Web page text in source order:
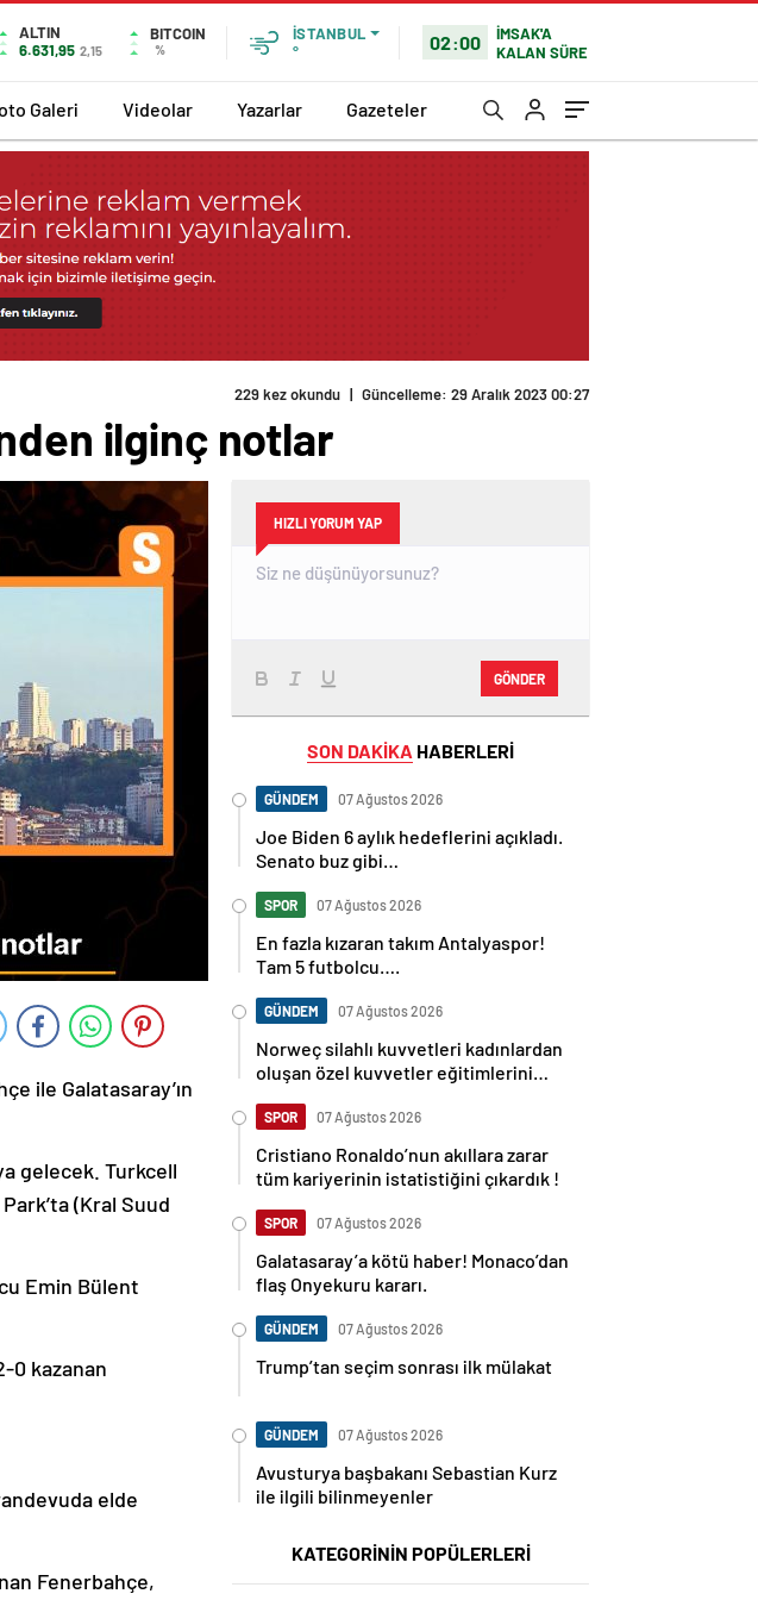
ALTIN
6.631,95 2,15
BITCOIN
%
İSTANBUL
°
02:00
İMSAK'A
KALAN SÜRE
Galeri Videolar Yazarlar Gazeteler
229 kez okundu | Güncelleme: 29 Aralık 2023 00:27
ilginç notlar
ile Galatasaray’ın
gelecek. Turkcell
(Kral Suud
Emin Bülent
0 kazanan
elde
Fenerbahçe,
HIZLI YORUM YAP
GÖNDER
SON DAKİKA HABERLERİ
GÜNDEM 07 Ağustos 2026
Joe Biden 6 aylık hedeflerini açıkladı.
Senato buz gibi…
SPOR 07 Ağustos 2026
En fazla kızaran takım Antalyaspor!
Tam 5 futbolcu….
GÜNDEM 07 Ağustos 2026
Norweç silahlı kuvvetleri kadınlardan
oluşan özel kuvvetler eğitimlerini
SPOR 07 Ağustos 2026
Cristiano Ronaldo’nun akıllara zarar
tüm kariyerinin istatistiğini çıkardık !
SPOR 07 Ağustos 2026
Galatasaray’a kötü haber! Monaco’dan
flaş Onyekuru kararı.
GÜNDEM 07 Ağustos 2026
Trump’tan seçim sonrası ilk mülakat
GÜNDEM 07 Ağustos 2026
Avusturya başbakanı Sebastian Kurz
ile ilgili bilinmeyenler
KATEGORİNİN POPÜLERLERİ